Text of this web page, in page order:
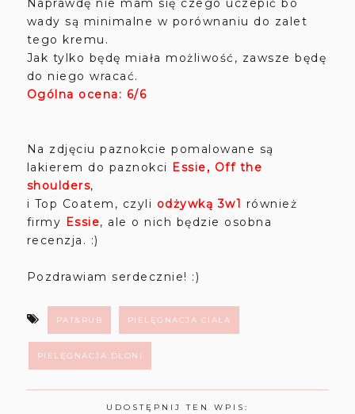
Naprawdę nie mam się czego uczepić bo
wady są minimalne w porównaniu do zalet
tego kremu.
Jak tylko będę miała możliwość, zawsze będę
do niego wracać.
Ogólna ocena: 6/6
Na zdjęciu paznokcie pomalowane są
lakierem do paznokci
Essie, Off the
shoulders,
i Top Coatem, czyli odżywką 3w1
również
firmy Essie, ale o nich będzie osobna
recenzja. :)
Pozdrawiam serdecznie! :)
PAT&RUB PIELĘGNACJA CIAŁA
PIELĘGNACJA DŁONI
UDOSTĘPNIJ TEN WPIS: